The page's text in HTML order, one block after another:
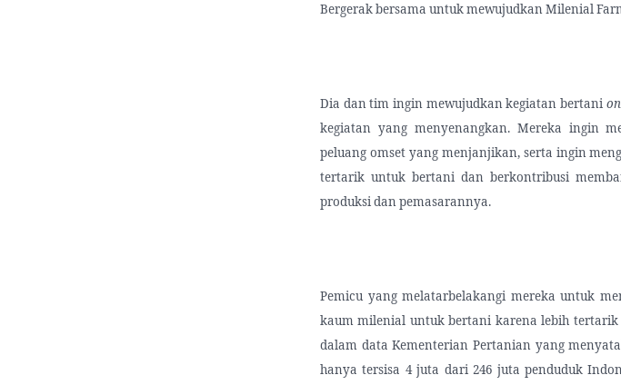
Bergerak bersama untuk mewujudkan Milenial
Dia dan tim ingin mewujudkan kegiatan bertani
kegiatan yang menyenangkan. Mereka ingin
peluang omset yang menjanjikan, serta ingin
tertarik untuk bertani dan berkontribusi
produksi dan pemasarannya.
Pemicu yang melatarbelakangi mereka untuk
kaum milenial untuk bertani karena lebih
dalam data Kementerian Pertanian yang
hanya tersisa 4 juta dari 246 juta penduduk